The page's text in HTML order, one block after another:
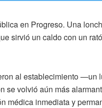
en Progreso. Una
sirvió un caldo con un
al establecimiento —un
volvió aún más
médica inmediata y